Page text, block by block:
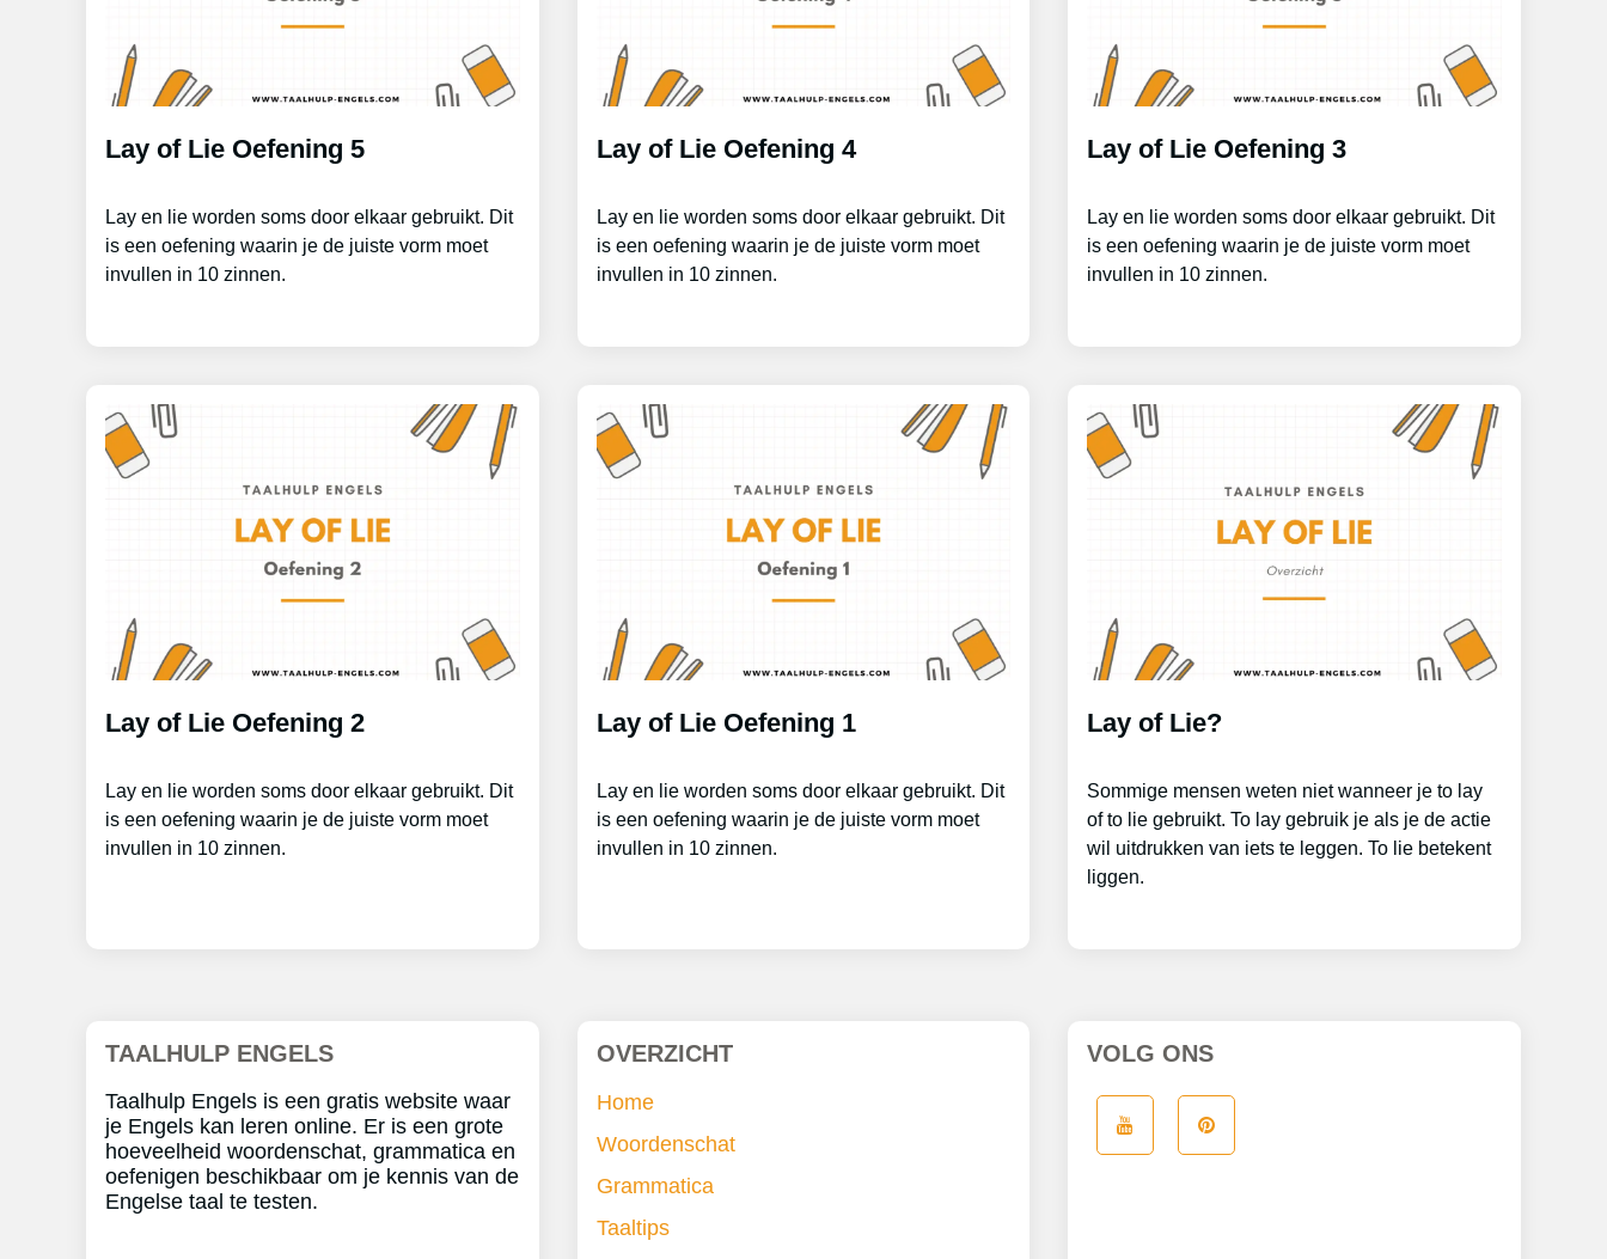
Lay of Lie Oefening 5
Lay en lie worden soms door elkaar gebruikt. Dit
is een oefening waarin je de juiste vorm moet
invullen in 10 zinnen.
Lay of Lie Oefening 4
Lay en lie worden soms door elkaar gebruikt. Dit
is een oefening waarin je de juiste vorm moet
invullen in 10 zinnen.
Lay of Lie Oefening 3
Lay en lie worden soms door elkaar gebruikt. Dit
is een oefening waarin je de juiste vorm moet
invullen in 10 zinnen.
Lay of Lie Oefening 2
Lay en lie worden soms door elkaar gebruikt. Dit
is een oefening waarin je de juiste vorm moet
invullen in 10 zinnen.
Lay of Lie Oefening 1
Lay en lie worden soms door elkaar gebruikt. Dit
is een oefening waarin je de juiste vorm moet
invullen in 10 zinnen.
Lay of Lie?
Sommige mensen weten niet wanneer je to lay
of to lie gebruikt. To lay gebruik je als je de actie
wil uitdrukken van iets te leggen. To lie betekent
liggen.
TAALHULP ENGELS
Taalhulp Engels is een gratis website waar
je Engels kan leren online. Er is een grote
hoeveelheid woordenschat, grammatica en
oefenigen beschikbaar om je kennis van de
Engelse taal te testen.
OVERZICHT
Home
Woordenschat
Grammatica
Taaltips
VOLG ONS